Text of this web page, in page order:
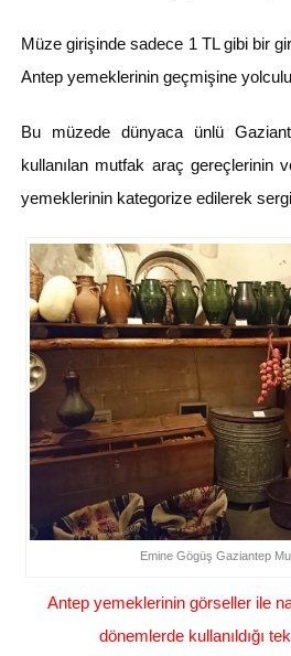
Müze girişinde sadece 1 TL gibi bir
Antep yemeklerinin geçmişine
Bu müzede dünyaca ünlü
kullanılan mutfak araç gereçlerinin
yemeklerinin kategorize edilerek
Emine Gögüş Gaziantep
Antep yemeklerinin görseller ile
dönemlerde kullanıldığı